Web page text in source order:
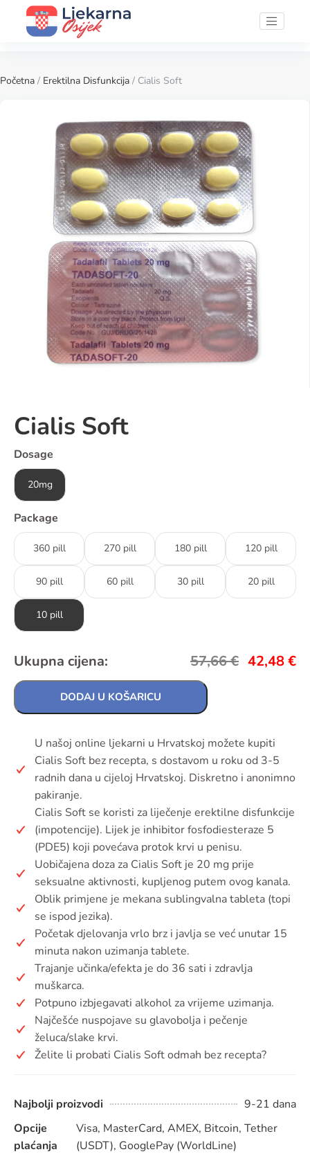
Početna / Erektilna Disfunkcija / Cialis Soft
Cialis Soft
Dosage
20mg
Package
360 pill 270 pill 180 pill 120 pill
90 pill 60 pill 30 pill 20 pill
10 pill
Ukupna cijena: 57,66€ 42,48€
DODAJ U KOŠARICU
U našoj online ljekarni u Hrvatskoj možete kupiti
Cialis Soft bez recepta, s dostavom u roku od 3-5
radnih dana u cijeloj Hrvatskoj. Diskretno i anonimno
pakiranje.
Cialis Soft se koristi za liječenje erektilne disfunkcije
(impotencije). Lijek je inhibitor fosfodiesteraze 5
(PDE5) koji povećava protok krvi u penisu.
Uobičajena doza za Cialis Soft je 20 mg prije
seksualne aktivnosti, kupljenog putem ovog kanala.
Oblik primjene je mekana sublingvalna tableta (topi
se ispod jezika).
Početak djelovanja vrlo brz i javlja se već unutar 15
minuta nakon uzimanja tablete.
Trajanje učinka/efekta je do 36 sati i zdravlja
muškarca.
Potpuno izbjegavati alkohol za vrijeme uzimanja.
Najčešće nuspojave su glavobolja i pečenje
želuca/slake krvi.
Želite li probati Cialis Soft odmah bez recepta?
Najbolji proizvodi
9-21 dana
Opcije
plaćanja
Visa, MasterCard, AMEX, Bitcoin, Tether
(USDT), GooglePay (WorldLine)